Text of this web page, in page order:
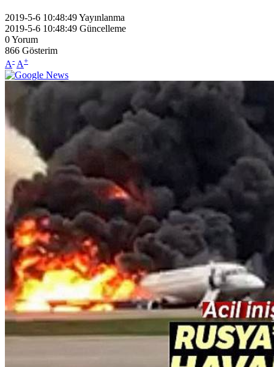
2019-5-6 10:48:49Yayınlanma
2019-5-6 10:48:49 Güncelleme
0Yorum
866 Gösterim
A- A+